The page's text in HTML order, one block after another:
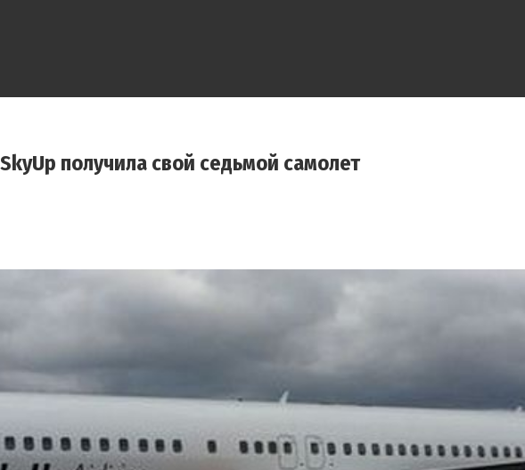
получила свой седьмой самолет